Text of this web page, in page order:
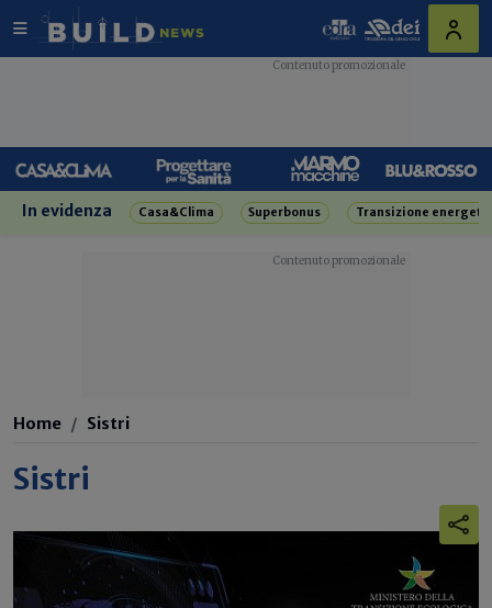
In evidenza Casa&Clima Superbonus Transizione
Home Sistri
Sistri